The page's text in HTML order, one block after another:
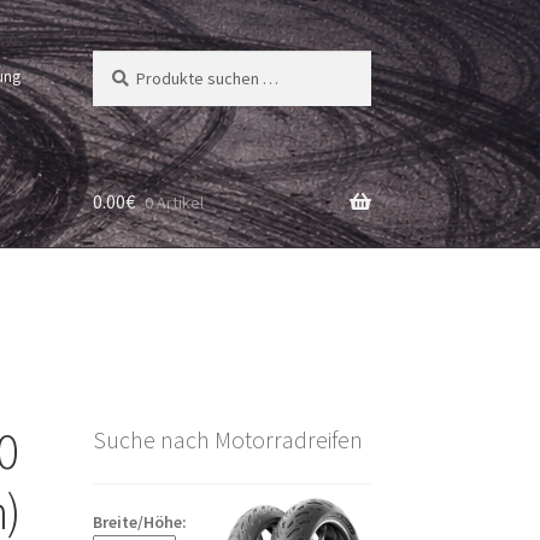
Suchen
nach:
Suchen
0.00€ 0 Artikel
Suche nach Motorradreifen
Breite/Höhe: